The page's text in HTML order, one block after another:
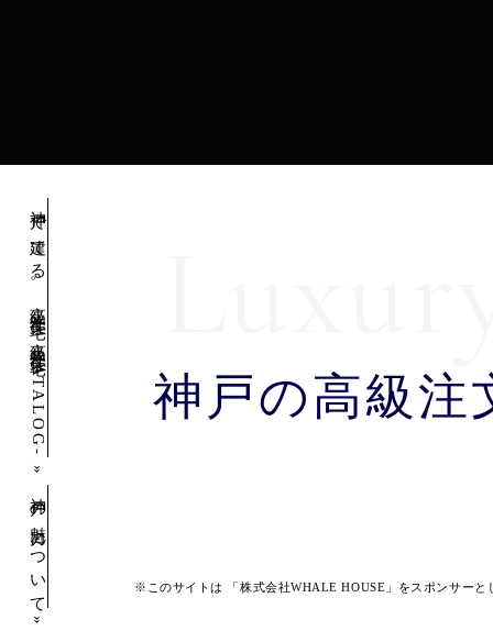
神戸で建てる。高級注文住宅 -高級注文住宅CATALOG-
»
神戸の魅力について
»
神戸の高級注
※このサイトは 「株式会社WHALE HOUSE」をスポンサーと